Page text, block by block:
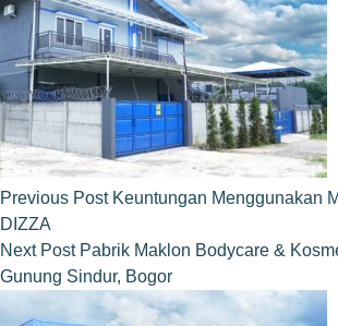
Previous Post Keuntungan Menggunakan
DIZZA
Next Post Pabrik Maklon Bodycare &
Gunung Sindur, Bogor